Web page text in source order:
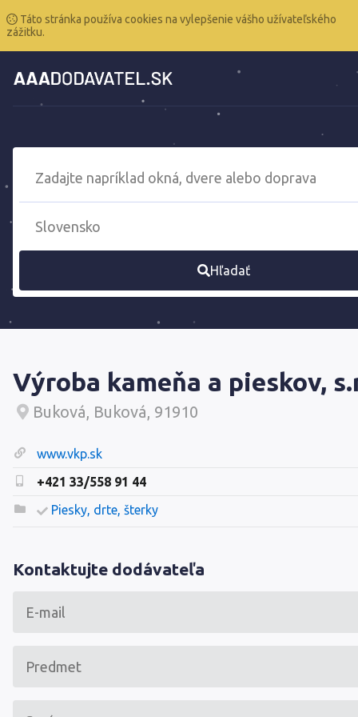
Táto stránka používa cookies na vylepšenie vášho užívateľského
zážitku.
Hľadať
Výroba kameňa a pieskov,
Buková, Buková, 91910
www.vkp.sk
+421 33/558 91 44
Piesky, drte, šterky
Kontaktujte dodávateľa